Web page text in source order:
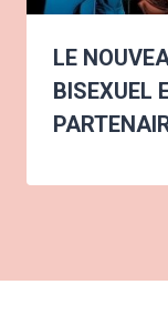
LE
BISEXUEL